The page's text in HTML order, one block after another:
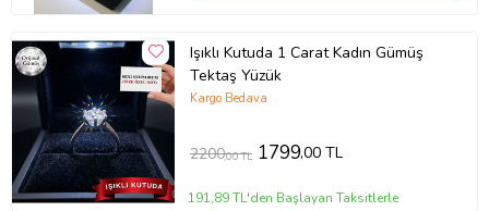
Işıklı Kutuda 1 Carat Kadın Gümüş
Tektaş Yüzük
Kargo Bedava
2200,00 TL 1799,00 TL
191,89 TL'den Başlayan Taksitlerle